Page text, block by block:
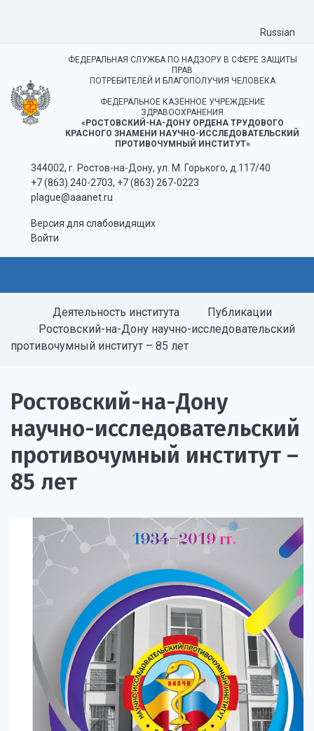
Russian
ФЕДЕРАЛЬНАЯ СЛУЖБА ПО НАДЗОРУ В СФЕРЕ ЗАЩИТЫ
ПРАВ
ПОТРЕБИТЕЛЕЙ И БЛАГОПОЛУЧИЯ ЧЕЛОВЕКА
ФЕДЕРАЛЬНОЕ КАЗЁННОЕ УЧРЕЖДЕНИЕ
ЗДРАВООХРАНЕНИЯ
«РОСТОВСКИЙ-НА-ДОНУ ОРДЕНА ТРУДОВОГО
КРАСНОГО ЗНАМЕНИ НАУЧНО-ИССЛЕДОВАТЕЛЬСКИЙ
ПРОТИВОЧУМНЫЙ ИНСТИТУТ»
344002, г. Ростов-на-Дону, ул. М. Горького, д.117/40
+7 (863) 240-2703, +7 (863) 267-0223
plague@aaanet.ru
Версия для слабовидящих
Войти
Деятельность института
Публикации
Ростовский-на-Дону научно-исследовательский
противочумный институт – 85 лет
Ростовский-на-Дону
научно-исследовательский
противочумный институт –
85 лет